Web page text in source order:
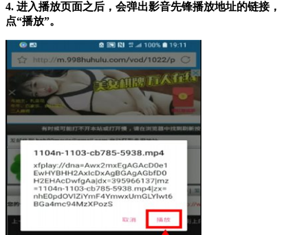
4. 进入播放页面之后，会弹出影音先锋播放地址的链接，
点“播放”。